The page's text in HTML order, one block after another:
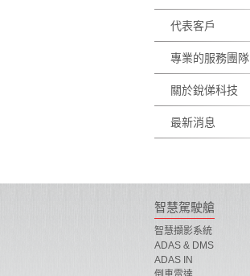
代表客戶
專業的服務團隊
關於銳俤科技
最新消息
智慧駕駛艙
智慧擷影系統
ADAS & DMS
ADAS IN